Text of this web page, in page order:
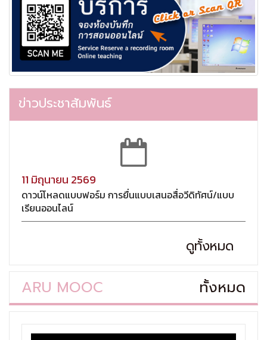
ข่าวประชาสัมพันธ์
11 มิถุนายน 2569
ดาวน์โหลดแบบฟอร์ม การยื่นแบบเสนอสื่อวีดิทัศน์/แบบ
เรียนออนไลน์
ดูทั้งหมด
ARU MOOC ทั้งหมด